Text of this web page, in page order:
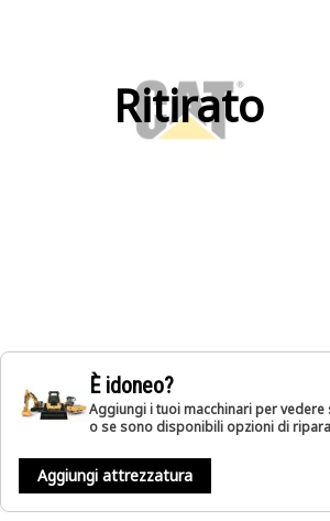
Ritirato
È idoneo?
Aggiungi i tuoi macchinari per
o se sono disponibili opzioni di
Aggiungi attrezzatura